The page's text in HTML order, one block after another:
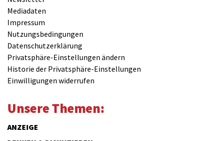
Mediadaten
Impressum
Nutzungsbedingungen
Datenschutzerklärung
Privatsphäre-Einstellungen ändern
Historie der Privatsphäre-Einstellungen
Einwilligungen widerrufen
Unsere Themen:
ANZEIGE